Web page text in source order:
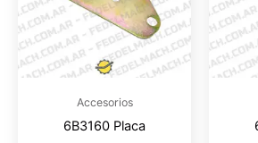
Accesorios
6B3160 Placa